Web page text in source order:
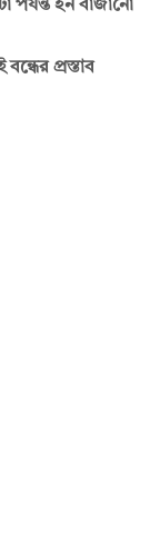
হর্ন বাজানো
প্রস্তাব